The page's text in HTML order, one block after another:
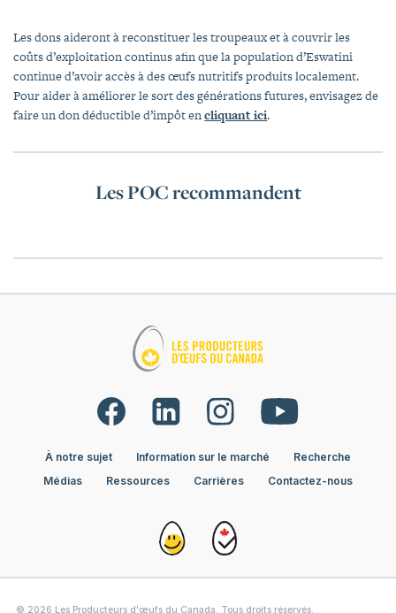
Les dons aideront à reconstituer les troupeaux et à couvrir les
coûts d’exploitation continus afin que la population d’Eswatini
continue d’avoir accès à des œufs nutritifs produits localement.
Pour aider à améliorer le sort des générations futures, envisagez de
faire un don déductible d’impôt encliquant ici.
Les POC recommandent
À notre sujet Information sur le marché
Recherche
Médias
Ressources Carrières Contactez-nous
© 2026 Les Producteurs d'œufs du Canada. Tous droits réservés.